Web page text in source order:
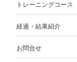
トレーニングコース
経過・結果紹介
お問合せ